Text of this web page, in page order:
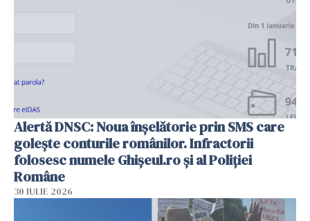
Alertă DNSC: Noua înșelătorie prin SMS care
golește conturile românilor. Infractorii
folosesc numele Ghișeul.ro și al Poliției
Române
30 IULIE 2026